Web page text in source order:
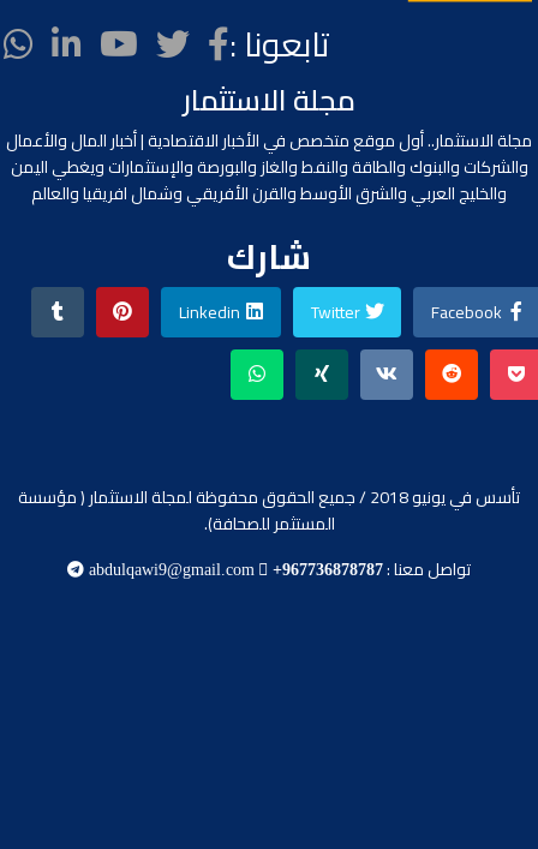
تابعونا :
مجلة الاستثمار
مجلة الاستثمار.. أول موقع متخصص في الأخبار الاقتصادية | أخبار المال والأعمال
والشركات والبنوك والطاقة والنفط والغاز والبورصة والإستثمارات ويغطي اليمن
والخليج العربي والشرق الأوسط والقرن الأفريقي وشمال افريقيا والعالم
شارك
Facebook
Twitter
Linkedin
تأسس في يونيو 2018 / جميع الحقوق محفوظة لمجلة الاستثمار ( مؤسسة
المستثمر للصحافة).
تواصل معنا : +967736878787
abdulqawi9@gmail.com